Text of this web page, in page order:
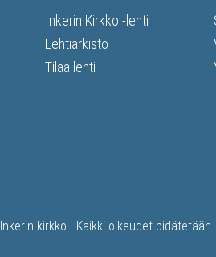
Inkerin Kirkko -lehti
Lehtiarkisto
Tilaa lehti
Inkerin kirkko · Kaikki oikeudet pidätetään ·